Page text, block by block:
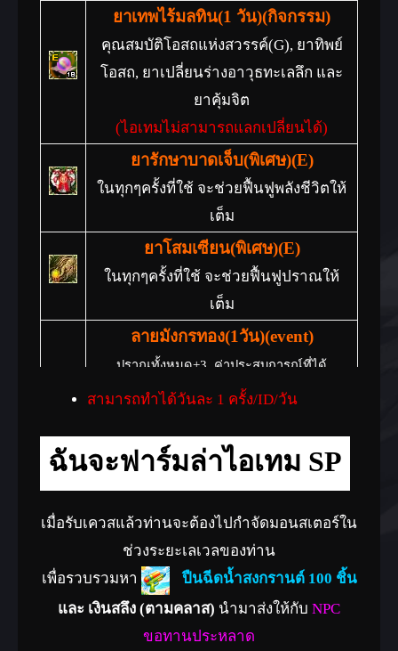
ยาเทพไร้มลทิน(1 วัน)(กิจกรรม)
คุณสมบัติโอสถแห่งสวรรค์(G), ยาทิพย์
โอสถ, ยาเปลี่ยนร่างอาวุธทะเลลึก และ
ยาคุ้มจิต
(ไอเทมไม่สามารถแลกเปลี่ยนได้)
ยารักษาบาดเจ็บ(พิเศษ)(E)
ในทุกๆครั้งที่ใช้ จะช่วยฟื้นฟูพลังชีวิตให้
เต็ม
ยาโสมเซียน(พิเศษ)(E)
ในทุกๆครั้งที่ใช้ จะช่วยฟื้นฟูปราณให้
เต็ม
ลายมังกรทอง(1วัน)(event)
ปราณทั้งหมด+3, ค่าประสบการณ์ที่ได้
รับ+40%, ค่าโจมตีอาวุธ+7%, อานุภาพ
HP+600, MP+400
ลายมังกรคราม(1วัน)(event)
ปราณทั้งหมด +3, ค่าประสบการณ์ที่ได้รับ
+40%, พลังโจมตีอาวุธ +5%, อานุภาพวิชา
+10%
พลังป้องกันรวมชุดเกราะ +10% พลังชีวิต
สามารถทำได้วันละ 1 ครั้ง/ID/วัน
ฉันจะฟาร์มล่าไอเทม SP
เมื่อรับเควสแล้วท่านจะต้องไปกำจัดมอนสเตอร์ใน
ช่วงระยะเลเวลของท่าน
เพื่อรวบรวมหา
ปืนฉีดน้ำสงกรานต์ 100 ชิ้น
และ เงินสลึง (ตามคลาส) นำมาส่งให้กับ NPC
ขอทานประหลาด